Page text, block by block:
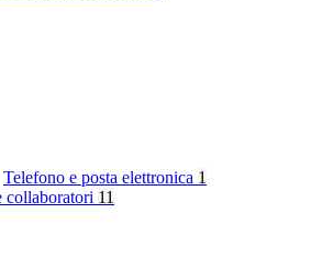
Telefono e posta elettronica 1
collaboratori 11